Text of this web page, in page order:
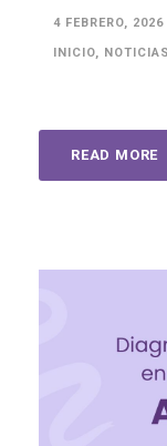
4 FEBRERO, 2026
INICIO, NOTICIAS
READ MORE